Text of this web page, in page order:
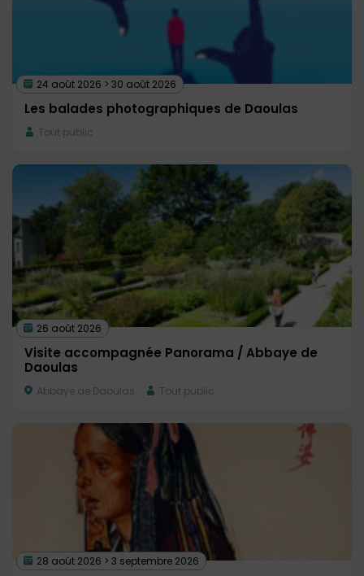
24 août 2026 > 30 août 2026
Les balades photographiques de Daoulas
Tout public
26 août 2026
Visite accompagnée Panorama / Abbaye de
Daoulas
Abbaye de Daoulas Tout public
28 août 2026 > 3 septembre 2026